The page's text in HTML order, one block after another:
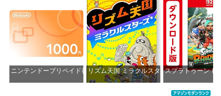
ニンテンドープリペイド番号 1000円|オンラインコード版
リズム天国 ミラクルスターズ -Switch
スプラトゥーン レ